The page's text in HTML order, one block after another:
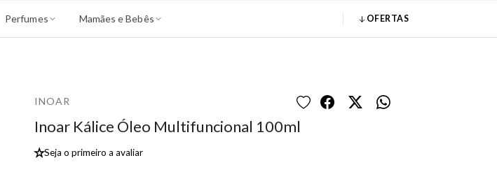
Perfumes Mamães e Bebês OFERTAS
INOAR
Inoar Kálice Óleo Multifuncional 100ml
★Seja o primeiro a avaliar